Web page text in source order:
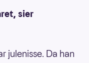
sier
julenisse. Da han